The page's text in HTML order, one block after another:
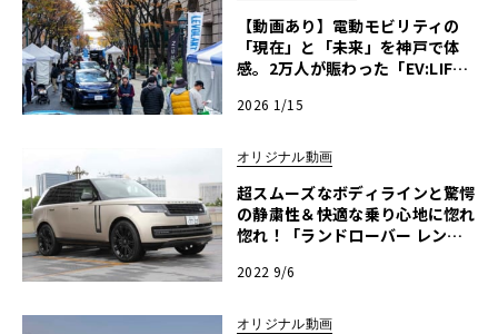
【動画あり】電動モビリティの
「現在」と「未来」を神戸で体
感。2万人が賑わった「EV:LIFE
2026 1/15
オリジナル動画
超スムーズなボディラインと驚愕
の静粛性＆快適な乗り心地に惚れ
惚れ！「ランドローバー レンジ
インプレッション】
2022 9/6
オリジナル動画